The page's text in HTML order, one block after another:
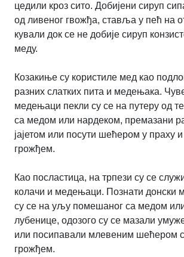
цедили кроз сито. Добијени сируп
од ливеног гвожђа, ставља у пећ на
кували док се не добије сируп
меду.
Козакиње су користиле мед као
разних слатких пита и медењака.
медењаци пекли су се на путеру од
са медом или нардеком, премазани
јајетом или посути шећером у праху
грожђем.
Као посластица, на трпези су се
колачи и медењаци. Познати донски
су се на уљу помешаног са медом
лубенице, одозого су се мазали
или посипавали млевеним шећером
грожђем.